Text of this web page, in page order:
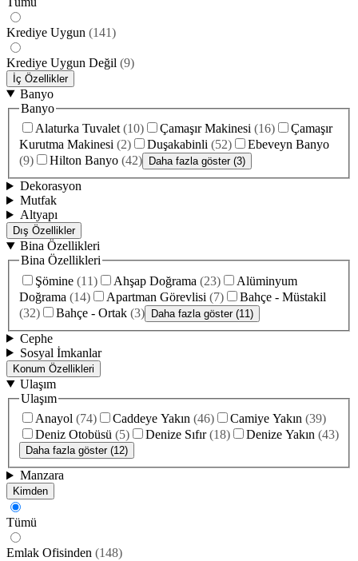
Krediye Uygun (141)
Krediye Uygun Değil (9)
İç Özellikler
Banyo
Banyo
Alaturka Tuvalet (10) Çamaşır Makinesi (16)
Çamaşır
Kurutma Makinesi (2) Duşakabinli (52)
Ebeveyn Banyo
(9) Hilton Banyo (42) Daha fazla göster (3)
Dekorasyon
Mutfak
Altyapı
Dış Özellikler
Bina Özellikleri
Bina Özellikleri
Şömine (11) Ahşap Doğrama (23)
Alüminyum
Doğrama (14) Apartman Görevlisi (7)
Bahçe - Müstakil
(32) Bahçe - Ortak (3) Daha fazla göster (11)
Cephe
Sosyal İmkanlar
Konum Özellikleri
Ulaşım
Ulaşım
Anayol (74) Caddeye Yakın (46) Camiye Yakın (39)
Deniz Otobüsü (5) Denize Sıfır (18) Denize Yakın (43)
Daha fazla göster (12)
Manzara
Kimden
Tümü
Emlak Ofisinden (148)